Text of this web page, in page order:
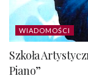
WIADOMOŚCI
Szkoła
Piano”